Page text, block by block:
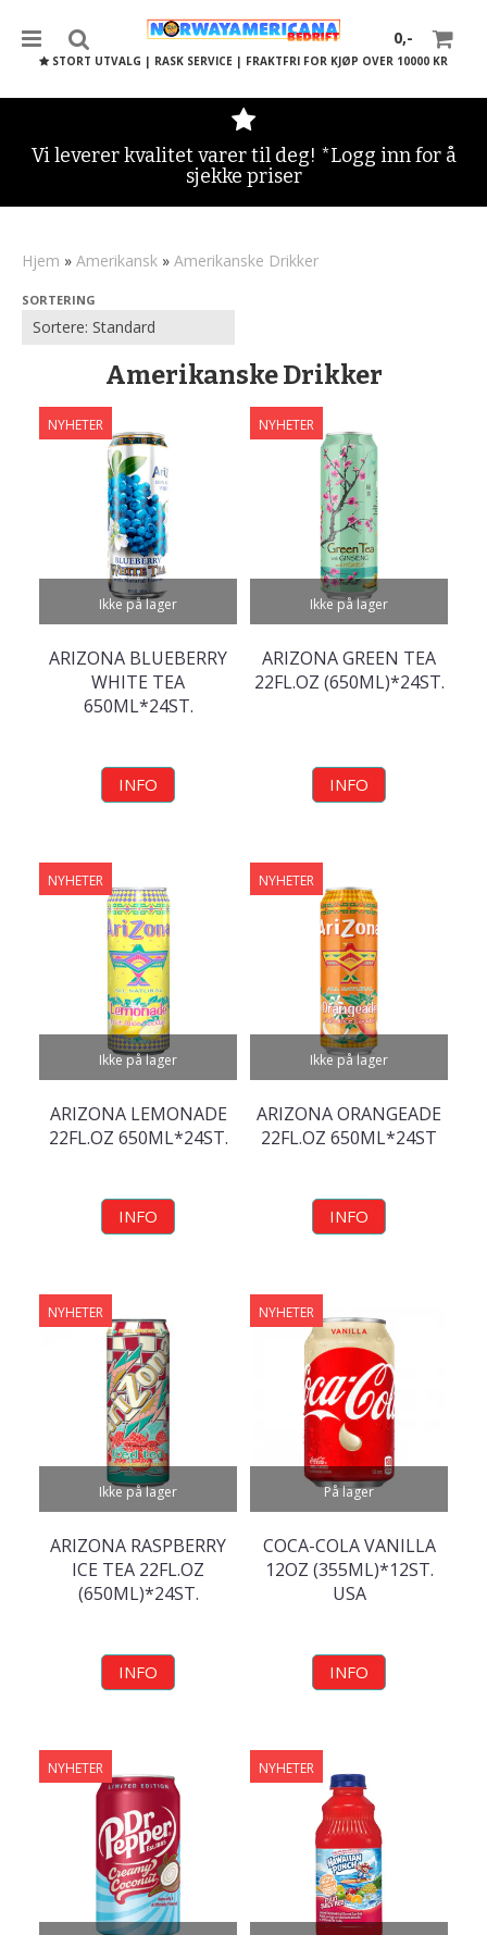
0,-
STORT UTVALG | RASK SERVICE | FRAKTFRI FOR KJØP OVER 10000 KR
Vi leverer kvalitet varer til deg! *Logg inn for å
sjekke priser
Hjem » Amerikansk » Amerikanske Drikker
SORTERING
Amerikanske Drikker
Ikke på lager
NYHETER
ARIZONA BLUEBERRY
WHITE TEA
650ML*24ST.
INFO
Ikke på lager
NYHETER
ARIZONA GREEN TEA
22FL.OZ (650ML)*24ST.
INFO
Ikke på lager
NYHETER
ARIZONA LEMONADE
22FL.OZ 650ML*24ST.
INFO
Ikke på lager
NYHETER
ARIZONA ORANGEADE
22FL.OZ 650ML*24ST
INFO
Ikke på lager
NYHETER
ARIZONA RASPBERRY
ICE TEA 22FL.OZ
(650ML)*24ST.
INFO
På lager
NYHETER
COCA-COLA VANILLA
12OZ (355ML)*12ST.
USA
INFO
NYHETER NYHETER